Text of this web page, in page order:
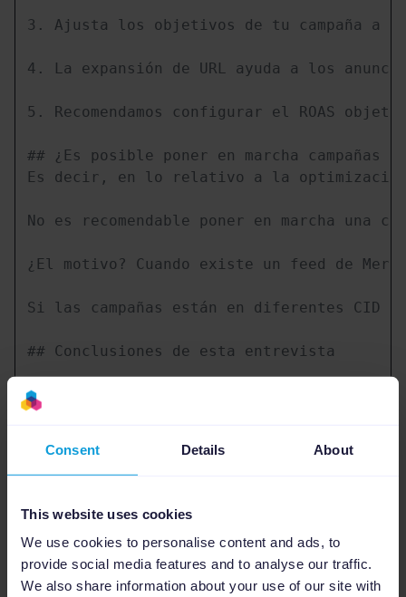
Consent Details About
This website uses cookies
We use cookies to personalise content and ads, to
provide social media features and to analyse our traffic.
We also share information about your use of our site with